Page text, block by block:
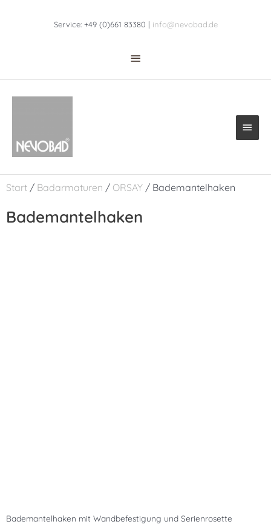
Service: +49 (0)661 83380 | info@nevobad.de
Header
Start / Badarmaturen / ORSAY / Bademantelhaken
Bademantelhaken
Bademantelhaken mit Wandbefestigung und Serienrosette